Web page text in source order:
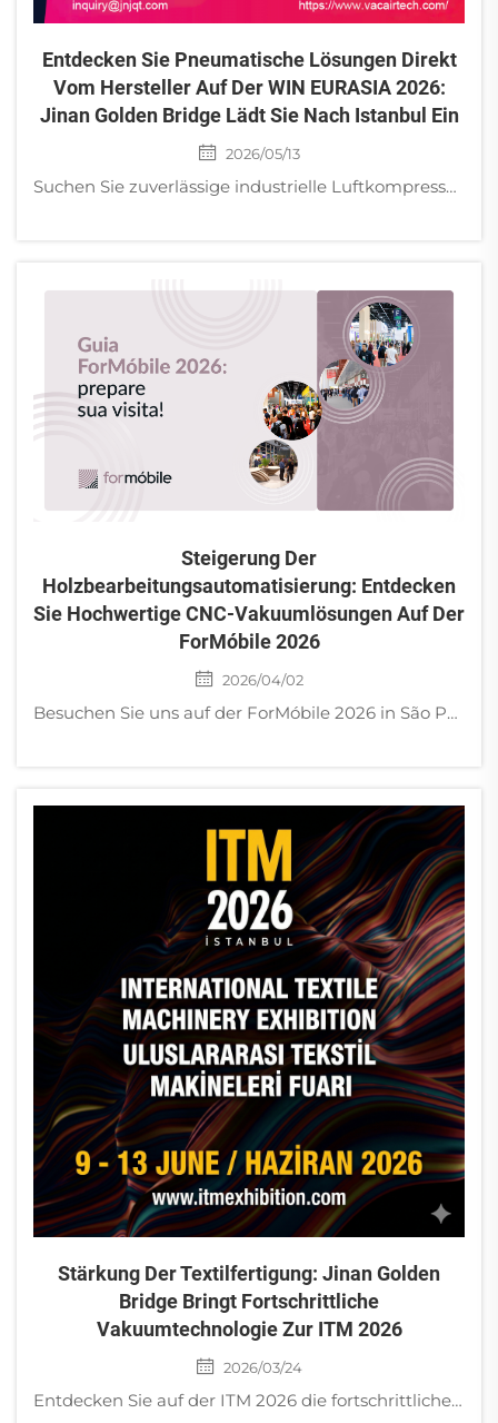
Entdecken Sie Pneumatische Lösungen Direkt
Vom Hersteller Auf Der WIN EURASIA 2026:
Jinan Golden Bridge Lädt Sie Nach Istanbul Ein
2026/05/13
Suchen Sie zuverlässige industrielle Luftkompressoren und Wirbelpumpen? Treffen Sie den Hersteller Jinan Golden Bridge auf der WIN EURASIA 2026, Halle 5, Stand E135 in Istanbul. Wir bieten den lokalen Versand von Ersatzteilen in der Türkei an.
Steigerung Der
Holzbearbeitungsautomatisierung: Entdecken
Sie Hochwertige CNC-Vakuumlösungen Auf Der
ForMóbile 2026
2026/04/02
Besuchen Sie uns auf der ForMóbile 2026 in São Paulo! Jinan Golden Bridge bietet werksdirekt gelieferte Vakuumpumpen für CNC-Fräsmaschinen sowie Schraubenkompressoren. Schnelle Lieferung über unser Lager in Mexiko.
Stärkung Der Textilfertigung: Jinan Golden
Bridge Bringt Fortschrittliche
Vakuumtechnologie Zur ITM 2026
2026/03/24
Entdecken Sie auf der ITM 2026 die fortschrittlichen trockenen und öldichtenden Drehschieber-Vakuumpumpen von Jinan Golden Bridge für die Textilindustrie. Schneller Versand vom lokalen Lager in der Türkei möglich!